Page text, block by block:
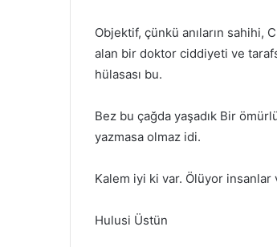
Objektif, çünkü anıların sahihi,
alan bir doktor ciddiyeti ve
hülasası bu.
Bez bu çağda yaşadık Bir
yazmasa olmaz idi.
Kalem iyi ki var. Ölüyor insanlar
Hulusi Üstün